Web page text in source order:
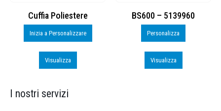
Cuffia Poliestere
Inizia a Personalizzare
Visualizza
BS600 – 5139960
Personalizza
Visualizza
I nostri servizi